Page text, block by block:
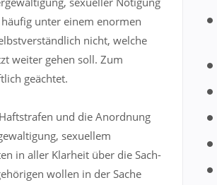
unter einem enormen
nicht, welche
weiter gehen soll. Zum
geächtet.
und die Anordnung
sexuellem
in aller Klarheit über die Sach-
wollen in der Sache